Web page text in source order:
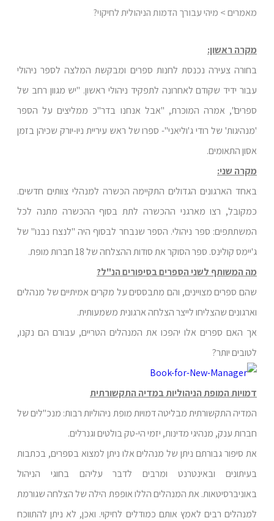
מאמרים> מיהי עבורך הדמות הניהולית לחיקוי?
מקרה ראשון:
בחורה צעירה נכנסת לחנות ספרים ומבקשת המלצה לספר ניהולי
עבור ידיד שקודם לאחרונה לתפקיד ניהולי ראשון. "יש מגוון רחב של
ספרים", אמרה המוכרת, "אבל אנחנו בדר"כ ממליצים על הספר
'מנהיגות' של רודי ג'וליאני"- ספרו של ראש עיריית ניו-יורק שכיהן בזמן
אסון התאומים.
מקרה שני:
באחד הארגונים הגדולים התקיימה הכשרה למנהלי צוותים חדשים.
כמקובל, רצו מארגני ההכשרה לתת בסוף ההכשרה מתנה לכל
המשתתפים: ספר ניהולי. הספר שנבחר לבסוף היה "לנצח נבנו" של
ג'יימס קולינס. ספר הסוקר את סודות ההצלחה של 18 חברות מופת.
מה המשותף לשני הספרים בסיפורים הנ"ל?
שהם ספרים מצויינים, והם מתבססים על מקרים אמיתיים של מנהלים
וארגונים שהצליחו לייצר הצלחה ארגונית משמעותית.
אך האם ספרים אלו יהפכו את המנהלים הטריים, עבורם הם נקנו,
לטובים יותר?
דמויות המופת הניהוליות במדיה התקשורתית
המדיה התקשורתית מבליטה דמויות מופת ניהוליות רבות: מנכ"לים של
חברות ענק, מנהיגי מדינות, יזמי הי-טק בולטים וגנרלים.
את סיפור גבורתם ניתן של מנהלים אלו ניתן למצוא בספרים, בכתבות
בעיתונים ובאינטרנט ומרבים לדבר עליהם בחוגי הניהול
באוניברסיטאות. את המנהלים הללו אופפת הילה של הצלחה שגורמת
למנהלים רבים לאמץ אותם כמודלים לחיקוי. ואכן, לא ניתן להתווכח